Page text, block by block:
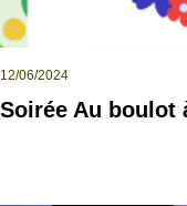
12/06/2024
Soirée Au boulot